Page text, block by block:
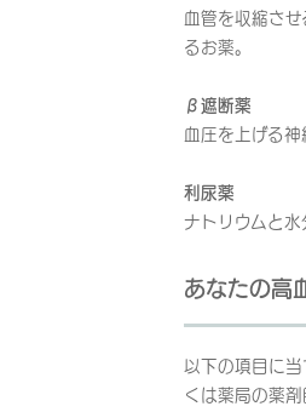
血管を収縮さ
るお薬。
β遮断薬
血圧を上げる
利尿薬
ナトリウムと水
あなたの高
以下の項目に
くは薬局の薬剤